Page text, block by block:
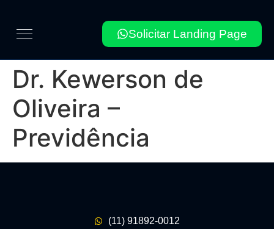
Solicitar Landing Page
Dr. Kewerson de
Oliveira –
Previdência
(11) 91892-0012